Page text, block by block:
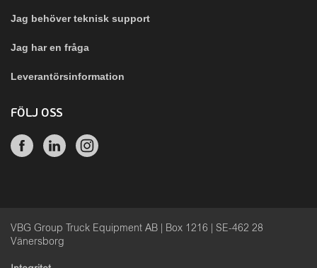
Jag behöver teknisk support
Jag har en fråga
Leverantörsinformation
FÖLJ OSS
VBG Group Truck Equipment AB | Box 1216 | SE-462 28
Vänersborg